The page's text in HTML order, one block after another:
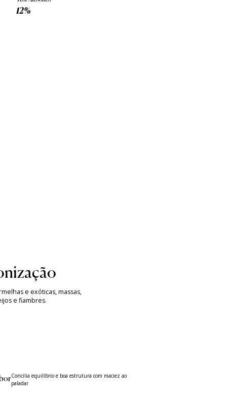
12%
e exóticas, massas,
e fiambres.
Concilia equilíbrio e boa estrutura com maciez ao
paladar